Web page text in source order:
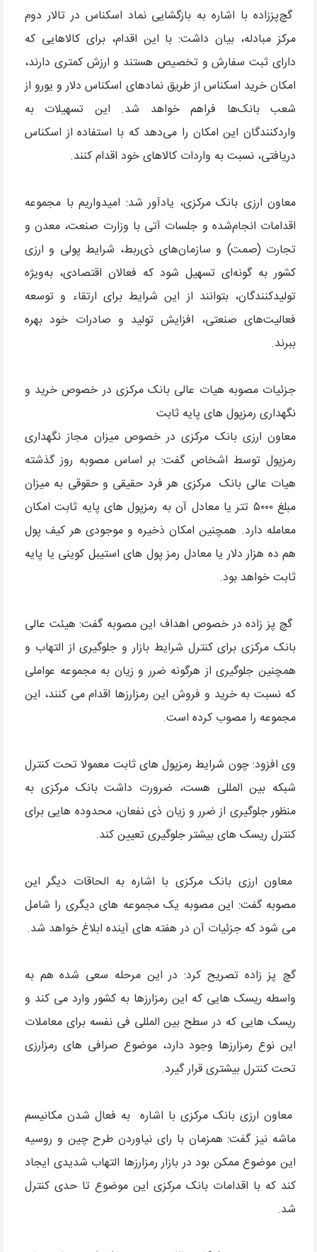
گچ‌پززاده با اشاره به بازگشایی نماد اسکناس در تالار دوم
مرکز مبادله، بیان داشت: با این اقدام، برای کالاهایی که
دارای ثبت سفارش و تخصیص هستند و ارزش کمتری دارند،
امکان خرید اسکناس از طریق نمادهای اسکناس دلار و یورو از
شعب بانک‌ها فراهم خواهد شد. این تسهیلات به
واردکنندگان این امکان را می‌دهد که با استفاده از اسکناس
دریافتی، نسبت به واردات کالاهای خود اقدام کنند.
معاون ارزی بانک مرکزی، یادآور شد: امیدواریم با مجموعه
اقدامات انجام‌شده و جلسات آتی با وزارت صنعت، معدن و
تجارت (صمت) و سازمان‌های ذی‌ربط، شرایط پولی و ارزی
کشور به گونه‌ای تسهیل شود که فعالان اقتصادی، به‌ویژه
تولیدکنندگان، بتوانند از این شرایط برای ارتقاء و توسعه
فعالیت‌های صنعتی، افزایش تولید و صادرات خود بهره
ببرند.
جزئیات مصوبه هیات عالی بانک مرکزی در خصوص خرید و
نگهداری رمزپول های پایه ثابت
معاون ارزی بانک مرکزی در خصوص میزان مجاز نگهداری
رمزپول توسط اشخاص گفت: بر اساس مصوبه روز گذشته
هیات عالی بانک مرکزی هر فرد حقیقی و حقوقی به میزان
مبلغ ۵۰۰۰ تتر یا معادل آن به رمزپول های پایه ثابت امکان
معامله دارد. همچنین امکان ذخیره و موجودی هر کیف پول
هم ده هزار دلار یا معادل رمز پول های استیبل کوینی یا پایه
ثابت خواهد بود.
گچ پز زاده در خصوص اهداف این مصوبه گفت: هیئت عالی
بانک مرکزی برای کنترل شرایط بازار و جلوگیری از التهاب و
همچنین جلوگیری از هرگونه ضرر و زیان به مجموعه عواملی
که نسبت به خرید و فروش این رمزارزها اقدام می کنند، این
مجموعه را مصوب کرده است.
وی افزود: چون شرایط رمزپول های ثابت معمولا تحت کنترل
شبکه بین المللی هست، ضرورت داشت بانک مرکزی به
منظور جلوگیری از ضرر و زیان ذی نفعان، محدوده هایی برای
کنترل ریسک های بیشتر جلوگیری تعیین کند.
معاون ارزی بانک مرکزی با اشاره به الحاقات دیگر این
مصوبه گفت: این مصوبه یک مجموعه های دیگری را شامل
می شود که جزئیات آن در هفته های آینده ابلاغ خواهد شد.
گچ پز زاده تصریح کرد: در این مرحله سعی شده هم به
واسطه ریسک هایی که این رمزارزها به کشور وارد می کند و
ریسک هایی که در سطح بین المللی فی نفسه برای معاملات
این نوع رمزارزها وجود دارد، موضوع صرافی های رمزارزی
تحت کنترل بیشتری قرار گیرد.
معاون ارزی بانک مرکزی با اشاره به فعال شدن مکانیسم
ماشه نیز گفت: همزمان با رای نیاوردن طرح چین و روسیه
این موضوع ممکن بود در بازار رمزارزها التهاب شدیدی ایجاد
کند که با اقدامات بانک مرکزی این موضوع تا حدی کنترل
شد.